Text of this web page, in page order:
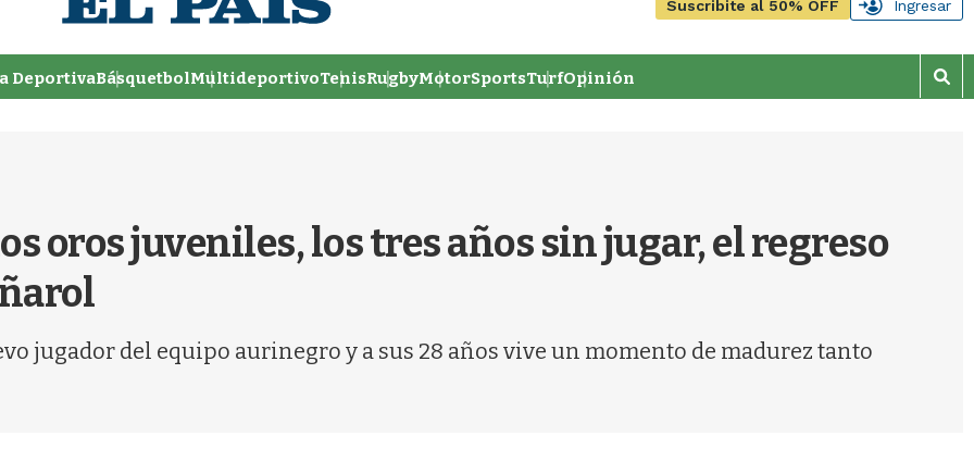
Suscribite al 50% OFF Ingresar
DeportivaBásquetbolMultideportivoTenisRugbyMotorSportsTurfOpinión
M
o
oros juveniles, los tres años sin jugar, el regreso
jugador del equipo aurinegro y a sus 28 años vive un momento de madurez tanto